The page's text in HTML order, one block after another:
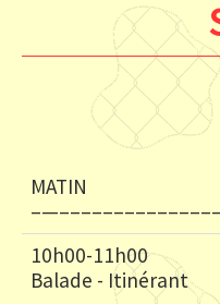
MATIN
10h00-11h00
Balade - Itinérant